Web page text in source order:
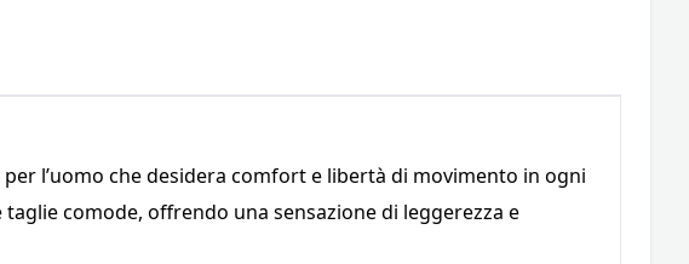
per l’uomo che desidera comfort e libertà di movimento in ogni
comode, offrendo una sensazione di leggerezza e